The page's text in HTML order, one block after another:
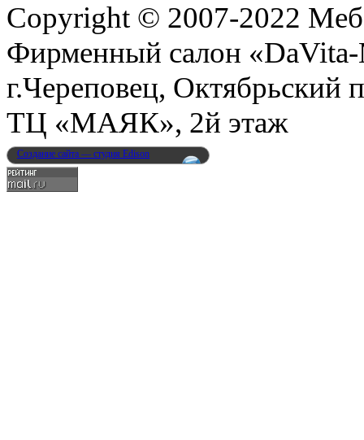
Copyright © 2007-2022
Фирменный салон
г.Череповец, Октябрьский
ТЦ «МАЯК», 2й этаж
Создание сайта — студия Edison